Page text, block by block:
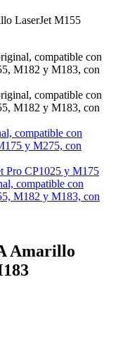
LaserJet M155
Pro CP1025 y M175
Amarillo